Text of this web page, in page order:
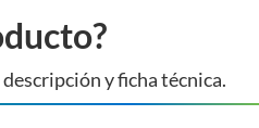
y ficha técnica.